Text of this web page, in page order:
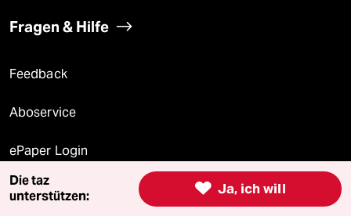
Fragen & Hilfe
Feedback
Aboservice
ePaper Login
Downloads für Abonnierende  Ja, ich will
Die taz
unterstützen: